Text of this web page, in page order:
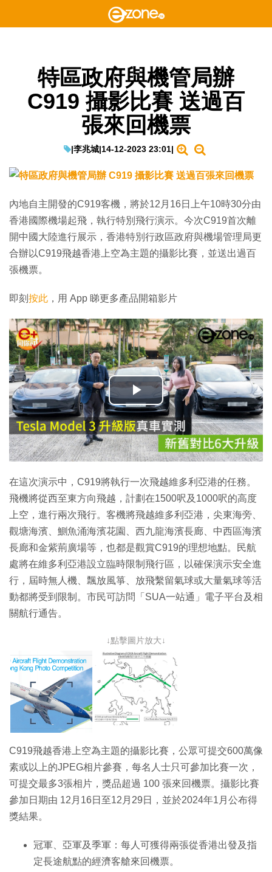
特區政府與機管局辦
C919 攝影比賽 送過百
張來回機票
|李兆城|14-12-2023 23:01|
內地自主開發的C919客機，將於12月16日上午10時30分由
香港國際機場起飛，執行特別飛行演示。今次C919首次離
開中國大陸進行展示，香港特別行政區政府與機場管理局更
合辦以C919飛越香港上空為主題的攝影比賽，並送出過百
張機票。
即刻 按此 ，用 App 睇更多產品開箱影片
播
放
影
片
在這次演示中，C919將執行一次飛越維多利亞港的任務。
飛機將從西至東方向飛越，計劃在1500呎及1000呎的高度
上空，進行兩次飛行。客機將飛越維多利亞港，尖東海旁、
觀塘海濱、鰂魚涌海濱花園、西九龍海濱長廊、中西區海濱
長廊和金紫荊廣場等，也都是觀賞C919的理想地點。民航
處將在維多利亞港設立臨時限制飛行區，以確保演示安全進
行，屆時無人機、飄放風箏、放飛繫留氣球或大量氣球等活
動都將受到限制。市民可訪問「SUA一站通」電子平台及相
關航行通告。
↓點擊圖片放大↓
C919飛越香港上空為主題的攝影比賽，公眾可提交600萬像
素或以上的JPEG相片參賽，每名人士只可參加比賽一次，
可提交最多3張相片，獎品超過 100 張來回機票。攝影比賽
參加日期由 12月16日至12月29日，並於2024年1月公布得
獎結果。
冠軍、亞軍及季軍：每人可獲得兩張從香港出發及指
定長途航點的經濟客艙來回機票。